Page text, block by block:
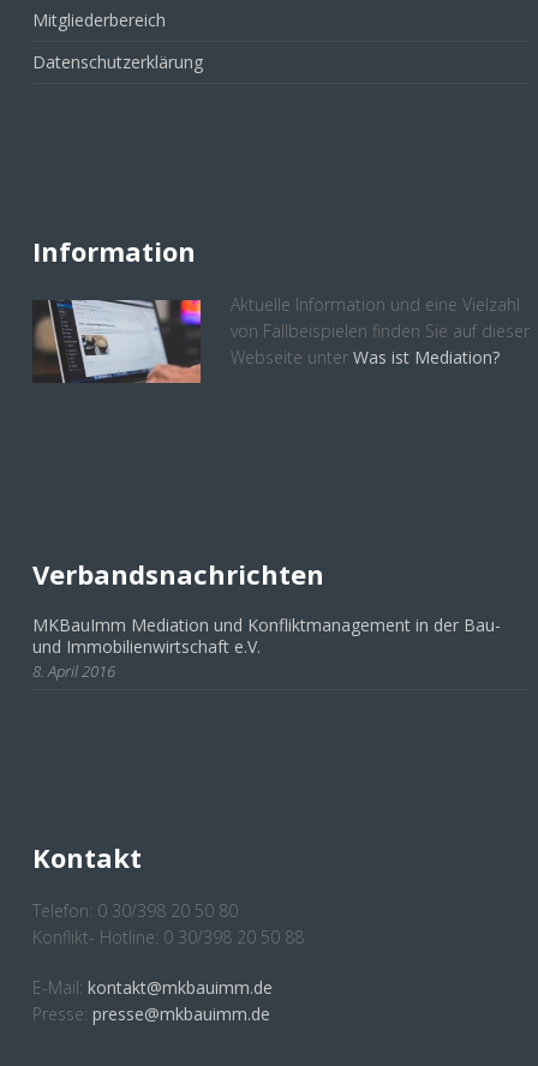
Mitgliederbereich
Datenschutzerklärung
Information
Aktuelle Information und eine Vielzahl
von Fallbeispielen finden Sie auf dieser
Webseite unter Was ist Mediation?
Verbandsnachrichten
MKBauImm Mediation und Konfliktmanagement in der Bau-
und Immobilienwirtschaft e.V.
8. April 2016
Kontakt
Telefon: 0 30/398 20 50 80
Konflikt- Hotline: 0 30/398 20 50 88
E-Mail: kontakt@mkbauimm.de
Presse: presse@mkbauimm.de